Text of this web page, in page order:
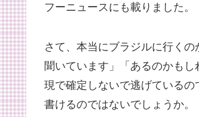
フーニュースにも載りました。
さて、本当にブラジルに行く
聞いています」「あるのかも
現で確定しないで逃げている
書けるのではないでしょうか。